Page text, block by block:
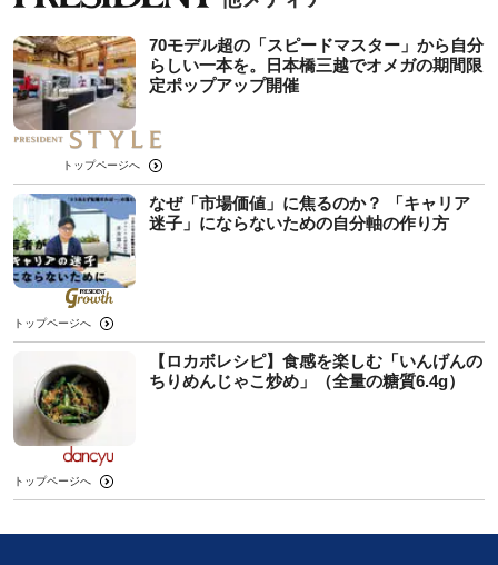
70モデル超の「スピードマスター」から自分
らしい一本を。日本橋三越でオメガの期間限
定ポップアップ開催
トップページへ
なぜ「市場価値」に焦るのか？ 「キャリア
迷子」にならないための自分軸の作り方
トップページへ
【ロカボレシピ】食感を楽しむ「いんげんの
ちりめんじゃこ炒め」（全量の糖質6.4g）
トップページへ